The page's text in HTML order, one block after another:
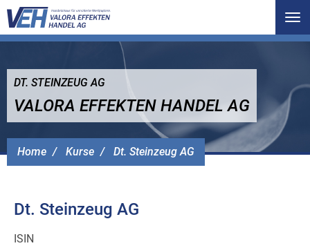
Home Kurse Dt. Steinzeug AG
DT. STEINZEUG AG
VALORA EFFEKTEN HANDEL AG
Dt. Steinzeug AG
ISIN